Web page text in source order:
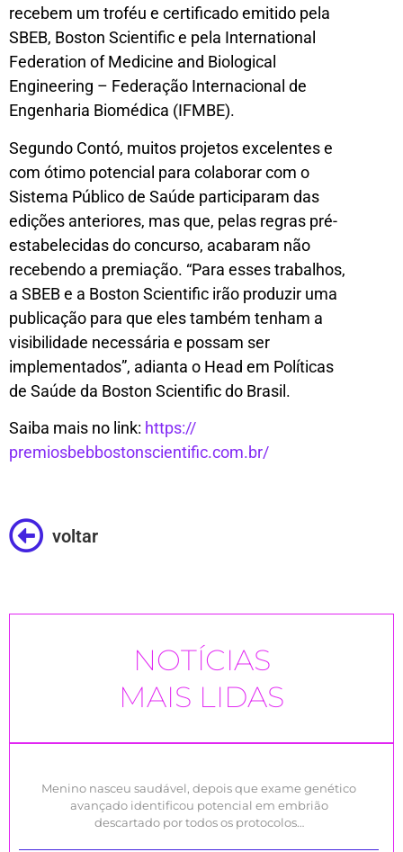
recebem um troféu e certificado emitido pela
SBEB, Boston Scientific e pela International
Federation of Medicine and Biological
Engineering – Federação Internacional de
Engenharia Biomédica (IFMBE).
Segundo Contó, muitos projetos excelentes e
com ótimo potencial para colaborar com o
Sistema Público de Saúde participaram das
edições anteriores, mas que, pelas regras pré-
estabelecidas do concurso, acabaram não
recebendo a premiação. “Para esses trabalhos,
a SBEB e a Boston Scientific irão produzir uma
publicação para que eles também tenham a
visibilidade necessária e possam ser
implementados”, adianta o Head em Políticas
de Saúde da Boston Scientific do Brasil.
Saiba mais no link: https://
premiosbebbostonscientific.com.br/
voltar
NOTÍCIAS
MAIS LIDAS
Menino nasceu saudável, depois que exame genético
avançado identificou potencial em embrião
descartado por todos os protocolos…